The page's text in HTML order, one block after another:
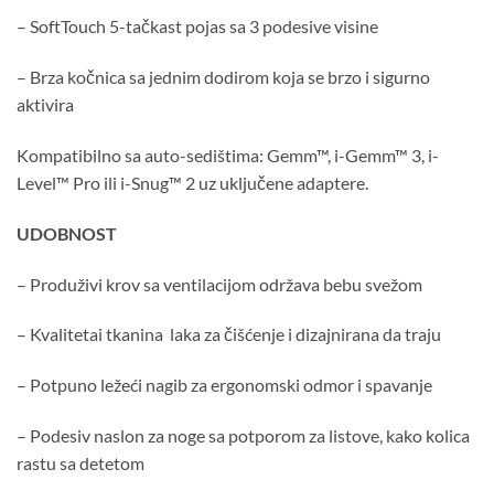
– SoftTouch 5-tačkast pojas sa 3 podesive visine
– Brza kočnica sa jednim dodirom koja se brzo i sigurno
aktivira
Kompatibilno sa auto-sedištima: Gemm™, i-Gemm™ 3, i-
Level™ Pro ili i-Snug™ 2 uz uključene adaptere.
UDOBNOST
– Produživi krov sa ventilacijom održava bebu svežom
– Kvalitetai tkanina laka za čišćenje i dizajnirana da traju
– Potpuno ležeći nagib za ergonomski odmor i spavanje
– Podesiv naslon za noge sa potporom za listove, kako kolica
rastu sa detetom